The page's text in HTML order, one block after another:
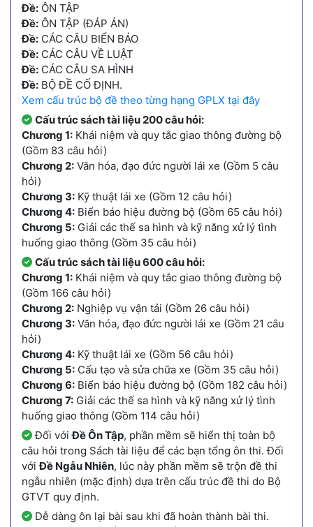
Đề: ÔN TẬP
Đề: ÔN TẬP (ĐÁP ÁN)
Đề: CÁC CÂU BIỂN BÁO
Đề: CÁC CÂU VỀ LUẬT
Đề: CÁC CÂU SA HÌNH
Đề: BỘ ĐỀ CỐ ĐỊNH.
Xem cấu trúc bộ đề theo từng hạng GPLX tại đây
Cấu trúc sách tài liệu 200 câu hỏi:
Chương 1: Khái niệm và quy tắc giao thông đường bộ
(Gồm 83 câu hỏi)
Chương 2: Văn hóa, đạo đức người lái xe (Gồm 5 câu
hỏi)
Chương 3: Kỹ thuật lái xe (Gồm 12 câu hỏi)
Chương 4: Biển báo hiệu đường bộ (Gồm 65 câu hỏi)
Chương 5: Giải các thế sa hình và kỹ năng xử lý tình
huống giao thông (Gồm 35 câu hỏi)
Cấu trúc sách tài liệu 600 câu hỏi:
Chương 1: Khái niệm và quy tắc giao thông đường bộ
(Gồm 166 câu hỏi)
Chương 2: Nghiệp vụ vận tải (Gồm 26 câu hỏi)
Chương 3: Văn hóa, đạo đức người lái xe (Gồm 21 câu
hỏi)
Chương 4: Kỹ thuật lái xe (Gồm 56 câu hỏi)
Chương 5: Cấu tạo và sửa chữa xe (Gồm 35 câu hỏi)
Chương 6: Biển báo hiệu đường bộ (Gồm 182 câu hỏi)
Chương 7: Giải các thế sa hình và kỹ năng xử lý tình
huống giao thông (Gồm 114 câu hỏi)
Đối vớiĐề Ôn Tập, phần mềm sẽ hiển thị toàn bộ
câu hỏi trong Sách tài liệu để các bạn tổng ôn thi. Đối
vớiĐề Ngẫu Nhiên, lúc này phần mềm sẽ trộn đề thi
ngẫu nhiên (mặc định) dựa trên cấu trúc đề thi do Bộ
GTVT quy định.
Dễ dàng ôn lại bài sau khi đã hoàn thành bài thi.